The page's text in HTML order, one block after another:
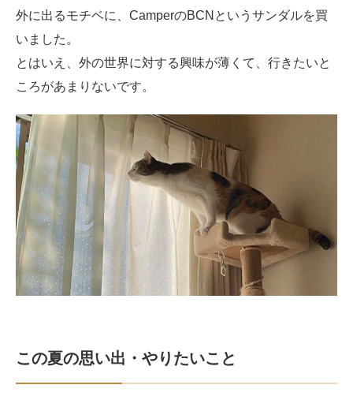
外に出るモチベに、CamperのBCNというサンダルを買
いました。
とはいえ、外の世界に対する興味が薄くて、行きたいと
ころがあまりないです。
この夏の思い出・やりたいこと